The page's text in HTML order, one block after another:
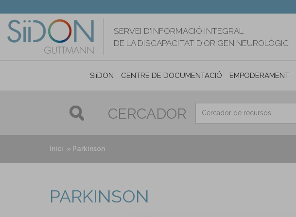
contingut
SERVEI D'INFORMACIÓ INTEGRAL
DE LA DISCAPACITAT D'ORIGEN NEUROLÒGIC
SiiDON CENTRE DE DOCUMENTACIÓ EMPODERAMENT
CERCADOR
Inici Parkinson
PARKINSON